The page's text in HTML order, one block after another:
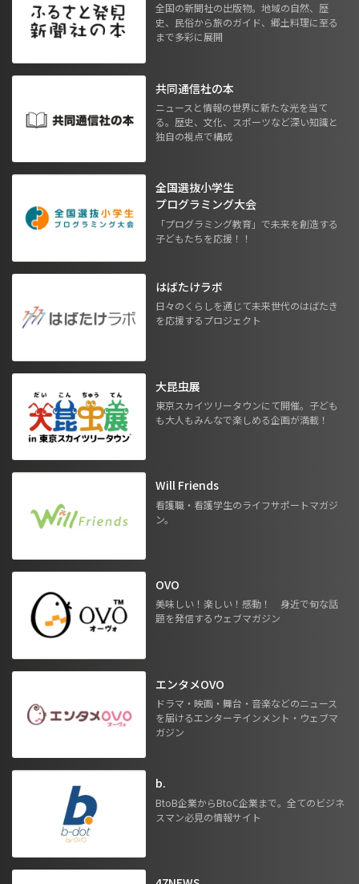
全国の新聞社の出版物。地域の自然、歴
史、民俗から旅のガイド、郷土料理に至る
まで多彩に展開
共同通信社の本
ニュースと情報の世界に新たな光を当て
る。歴史、文化、スポーツなど深い知識と
独自の視点で構成
全国選抜小学生
プログラミング大会
「プログラミング教育」で未来を創造する
子どもたちを応援！！
はばたけラボ
日々のくらしを通じて未来世代のはばたき
を応援するプロジェクト
大昆虫展
東京スカイツリータウンにて開催。子ども
も大人もみんなで楽しめる企画が満載！
Will Friends
看護職・看護学生のライフサポートマガジ
ン。
OVO
美味しい！楽しい！感動！ 身近で旬な話
題を発信するウェブマガジン
エンタメOVO
ドラマ・映画・舞台・音楽などのニュース
を届けるエンターテインメント・ウェブマ
ガジン
b.
BtoB企業からBtoC企業まで。全てのビジネ
スマン必見の情報サイト